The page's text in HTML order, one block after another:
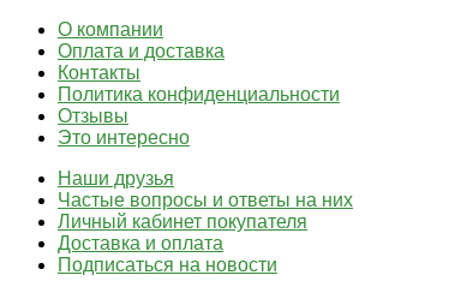
О компании
Оплата и доставка
Контакты
Политика конфиденциальности
Отзывы
Это интересно
Наши друзья
Частые вопросы и ответы на них
Личный кабинет покупателя
Доставка и оплата
Подписаться на новости